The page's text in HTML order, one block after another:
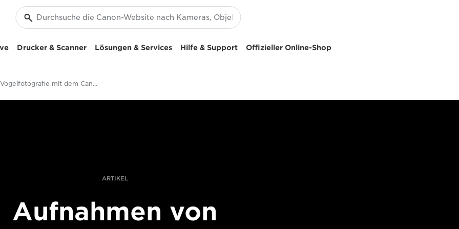
Drucker & Scanner Lösungen & Services Hilfe & Support Offizieller Online-Shop
Vogelfotografie mit dem Canon EF 600mm f/4L IS III USM Objektiv
ARTIKEL
Aufnahmen von